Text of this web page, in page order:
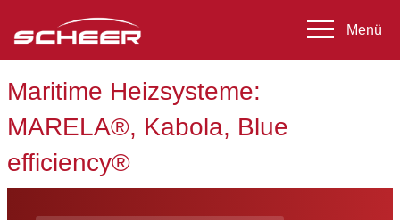
Maritime Heizsysteme:
MARELA®, Kabola, Blue
efficiency®